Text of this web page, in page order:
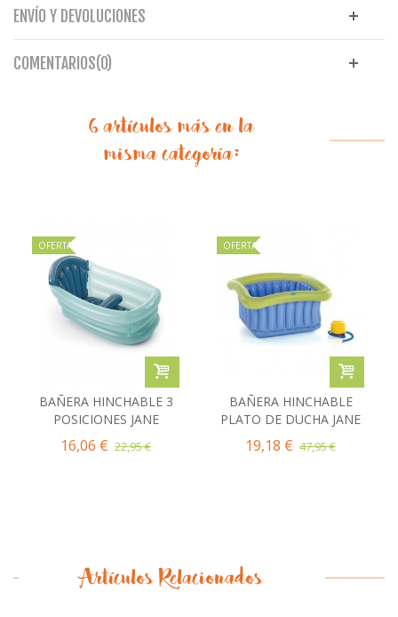
ENVÍO Y DEVOLUCIONES
COMENTARIOS(0)
6 artículos más en la
misma categoría:
OFERTA
BAÑERA HINCHABLE 3
POSICIONES JANE
16,06 € 22,95 €
OFERTA
BAÑERA HINCHABLE
PLATO DE DUCHA JANE
19,18 € 47,95 €
Artículos Relacionados